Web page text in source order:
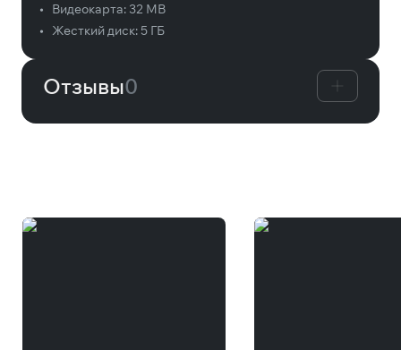
•
Видеокарта: 32 MB
•
Жесткий диск: 5 ГБ
Отзывы0